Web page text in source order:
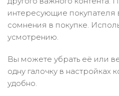
интересующие покупателя
сомнения в покупке.
усмотрению.
Вы можете убрать её или
одну галочку в настройках
удобно.